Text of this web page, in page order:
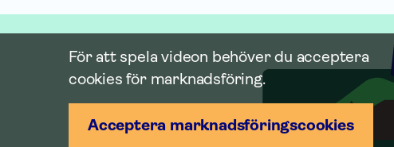
För att spela videon behöver du acceptera
cookies för marknadsföring.
Acceptera marknadsförings­cookies